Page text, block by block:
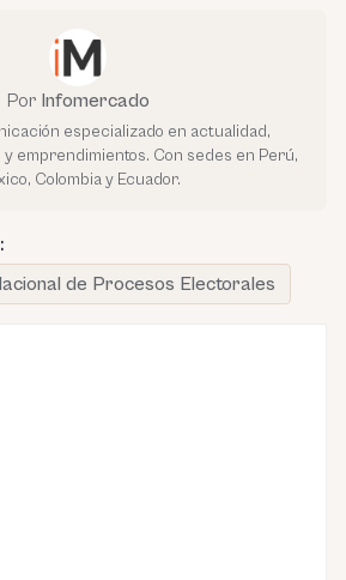
Por Infomercado
especializado en actualidad,
y emprendimientos. Con sedes en Perú,
Colombia y Ecuador.
de Procesos Electorales